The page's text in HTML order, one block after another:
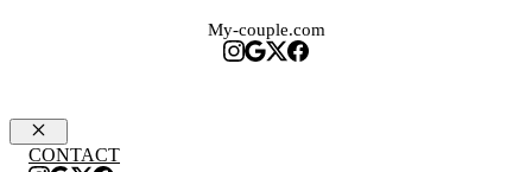
My-couple.com
Fermer
CONTACT